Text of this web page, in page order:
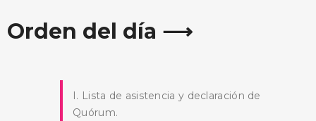
Orden del día ⟶
I. Lista de asistencia y declaración de
Quórum.